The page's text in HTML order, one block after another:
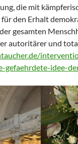
die mit
den Erhalt
gesamten
autoritärer und
gefaehrdete-idee-